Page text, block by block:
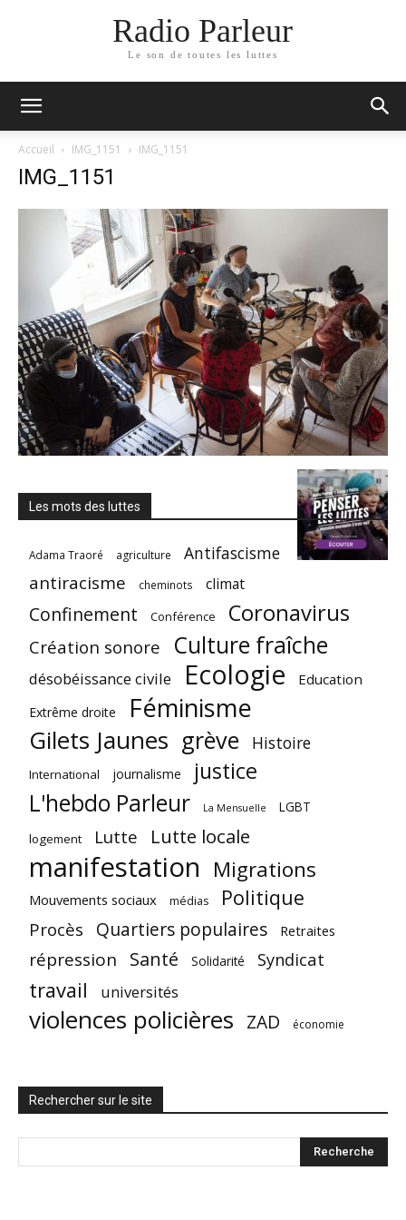
Radio Parleur
Le son de toutes les luttes
Accueil IMG_1151 IMG_1151
IMG_1151
Les mots des luttes
Adama Traoré agriculture Antifascisme
antiracisme cheminots climat
Confinement Conférence Coronavirus
Création sonore Culture fraîche
désobéissance civile Ecologie Education
Extrême droite Féminisme
Gilets Jaunes grève Histoire
International journalisme justice
L'hebdo Parleur La Mensuelle
LGBT
logement
Lutte Lutte locale
manifestation Migrations
Mouvements sociaux médias Politique
Procès Quartiers populaires Retraites
répression Santé Solidarité Syndicat
travail universités
violences policières ZAD économie
Rechercher sur le site